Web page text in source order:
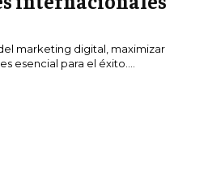
marketing digital, maximizar
esencial para el éxito....